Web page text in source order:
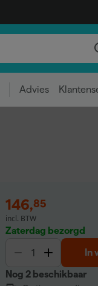
Advies
146,85
incl. BTW
Zaterdag bezorgd
In
Nog 2 beschikbaar